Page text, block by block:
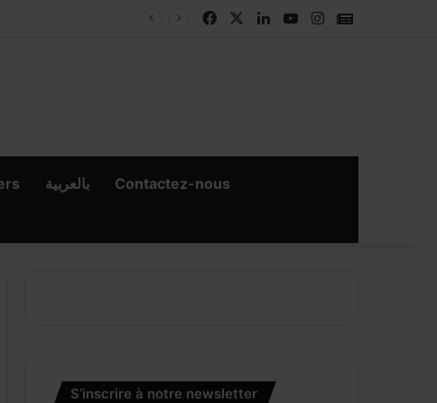
FacebookLinkedinYouTubeInstagram
بالعربية Contactez-nous
S’inscrire à notre newsletter
×